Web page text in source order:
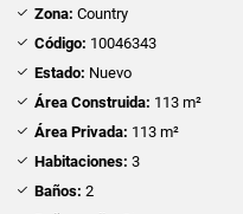
Zona: Country
Código: 10046343
Estado: Nuevo
Área Construida: 113 m²
Área Privada: 113 m²
Habitaciones: 3
Baños: 2